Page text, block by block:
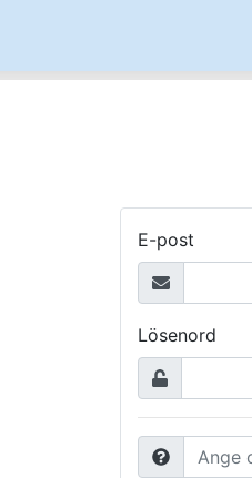
E-post
Lösenord